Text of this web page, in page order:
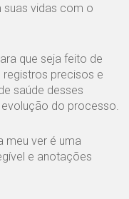
suas vidas com o
que seja feito de
precisos e
saúde desses
do processo.
meu ver é uma
e anotações